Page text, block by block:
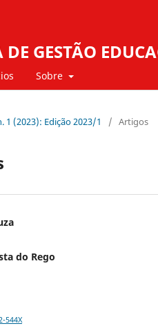
DE GESTÃO
Sobre
1 (2023): Edição 2023/1 / Artigos
do Rego
544X